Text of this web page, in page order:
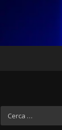
Ricerca
per: